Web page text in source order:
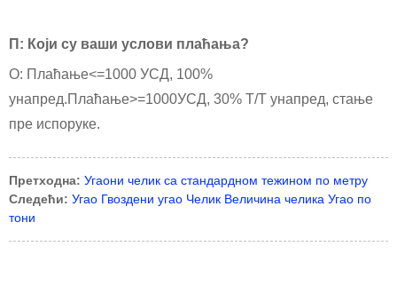
П: Који су ваши услови плаћања?
О: Плаћање<=1000 УСД, 100%
унапред.Плаћање>=1000УСД, 30% Т/Т унапред, стање
пре испоруке.
Претходна: Угаони челик са стандардном тежином по метру
Следећи: Угао Гвоздени угао Челик Величина челика Угао по
тони